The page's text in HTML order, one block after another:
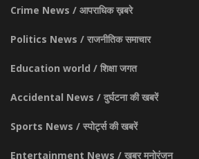
Crime News / आपराधिक ख़बरे
Politics News / राजनीतिक समाचार
Education world / शिक्षा जगत
Accidental News / दुर्घटना की खबरें
Sports News / स्पोर्ट्स की खबरें
Entertainment News / ख़बर मनोरंजन